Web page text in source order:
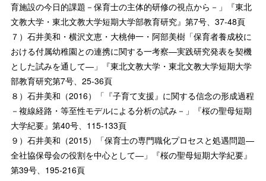
育施設の今日的課題－保育士の主体的研修の視点から－」『東北
文教大学・東北文教大学短期大学部教育研究』第7号、37-48頁
７）石井美和・横沢文恵・大桃伸一・阿部美樹「保育者養成校に
おける付属幼稚園との連携に関する一考察―実践研究発表を契機
とした試みを通して―」『東北文教大学・東北文教大学短期大学
部教育研究第7号、25-36頁
８）石井美和（2016）「『子育て支援』に関する信念の形成過程
－複線経路・等至性モデルによる分析の試み－」『桜の聖母短期
大学紀要』第40号、115-133頁
９）石井美和（2015）「保育士の専門職化プロセスと処遇問題―
全社協保母会の役割を中心として―」『桜の聖母短期大学紀要』
第39号、195-216頁